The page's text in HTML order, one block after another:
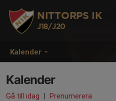
Kalender
NITTORPS IK
J18/J20
Kalender
Gå till idag | Prenumerera